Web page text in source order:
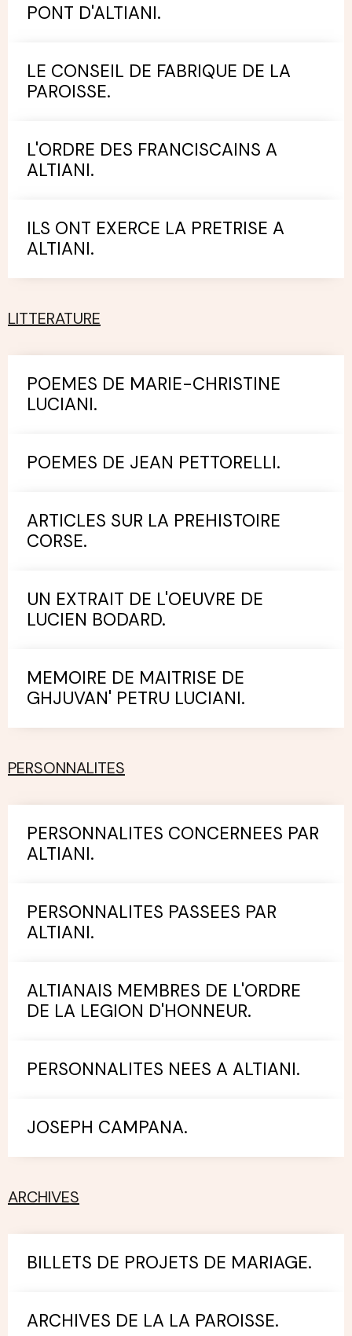
PONT D'ALTIANI.
LE CONSEIL DE FABRIQUE DE LA
PAROISSE.
L'ORDRE DES FRANCISCAINS A
ALTIANI.
ILS ONT EXERCE LA PRETRISE A
ALTIANI.
LITTERATURE
POEMES DE MARIE-CHRISTINE
LUCIANI.
POEMES DE JEAN PETTORELLI.
ARTICLES SUR LA PREHISTOIRE
CORSE.
UN EXTRAIT DE L'OEUVRE DE
LUCIEN BODARD.
MEMOIRE DE MAITRISE DE
GHJUVAN' PETRU LUCIANI.
PERSONNALITES
PERSONNALITES CONCERNEES PAR
ALTIANI.
PERSONNALITES PASSEES PAR
ALTIANI.
ALTIANAIS MEMBRES DE L'ORDRE
DE LA LEGION D'HONNEUR.
PERSONNALITES NEES A ALTIANI.
JOSEPH CAMPANA.
ARCHIVES
BILLETS DE PROJETS DE MARIAGE.
ARCHIVES DE LA LA PAROISSE.